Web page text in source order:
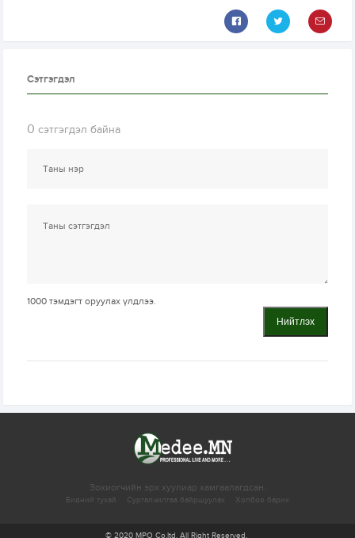
Сэтгэгдэл
0 сэтгэгдэл байна
1000 тэмдэгт оруулах үлдлээ.
Нийтлэх
Зохиогчийн эрх хуулиар хамгаалагдсан.
Бидний тухай Сурталчилгаа байршуулах Холбоо барих
© 2020 MPO Co.ltd. All Right Reserved.